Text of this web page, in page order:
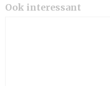
Ook interessant